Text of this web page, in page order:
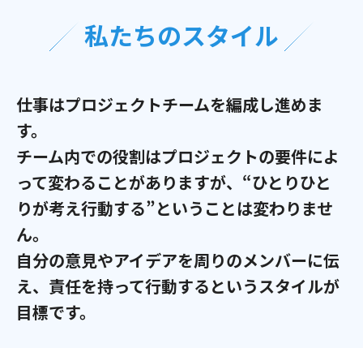
私たちのスタイル
仕事はプロジェクトチームを編成し進めま
す。
チーム内での役割はプロジェクトの要件によ
って変わることがありますが、 “ひとりひと
りが考え行動する”ということは変わりませ
ん。
自分の意見やアイデアを周りのメンバーに伝
え、責任を持って行動するというスタイルが
目標です。